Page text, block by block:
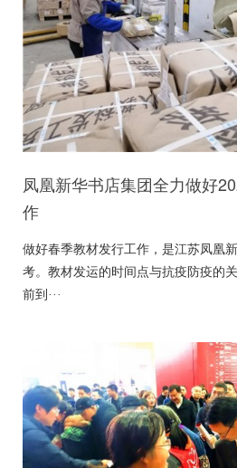
凤凰新华书店集团全力做好
作
做好春季教材发行工作，是江苏凤凰
考。教材发运的时间点与抗疫防疫的
前到···